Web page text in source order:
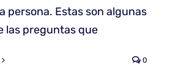
persona. Estas son algunas
las preguntas que
0